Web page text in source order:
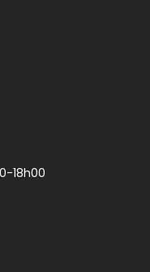
18h00